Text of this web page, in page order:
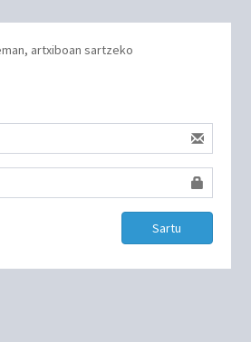
artxiboan sartzeko
Dropdown
Sartu